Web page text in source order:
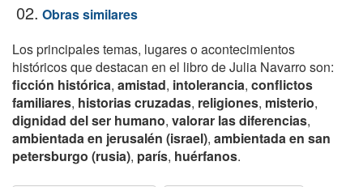
02. Obras similares
Los principales temas, lugares o acontecimientos
históricos que destacan en el libro de Julia Navarro son:
ficción histórica, amistad, intolerancia, conflictos
familiares, historias cruzadas, religiones, misterio,
dignidad del ser humano, valorar las diferencias,
ambientada en jerusalén (israel), ambientada en san
petersburgo (rusia), parís, huérfanos.